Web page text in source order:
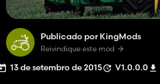
Publicado por KingMods
Reivindique este mod
13 de setembro de 2015 V1.0.0.0